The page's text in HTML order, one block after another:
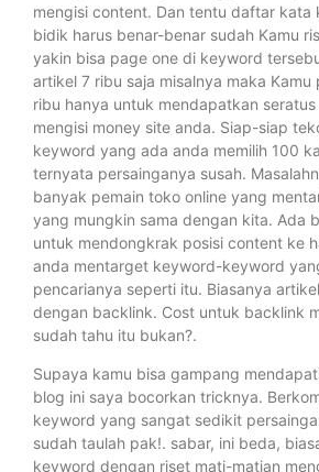
mengisi content. Dan tentu daftar kata
bidik harus benar-benar sudah Kamu
yakin bisa page one di keyword
artikel 7 ribu saja misalnya maka Kamu
ribu hanya untuk mendapatkan
mengisi money site anda. Siap-siap
keyword yang ada anda memilih 100
ternyata persainganya susah.
banyak pemain toko online yang
yang mungkin sama dengan kita. Ada
untuk mendongkrak posisi content ke
anda mentarget keyword-keyword
pencarianya seperti itu. Biasanya
dengan backlink. Cost untuk backlink
sudah tahu itu bukan?.
Supaya kamu bisa gampang
blog ini saya bocorkan tricknya.
keyword yang sangat sedikit
sudah taulah pak!. sabar, ini beda,
keyword dengan riset mati-matian